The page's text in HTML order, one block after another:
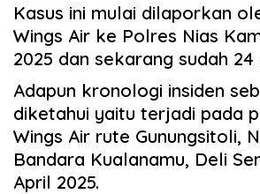
Kasus ini mulai dilaporkan
Wings Air ke Polres Nias
2025 dan sekarang sudah 24
Adapun kronologi insiden
diketahui yaitu terjadi pada
Wings Air rute Gunungsitoli,
Bandara Kualanamu, Deli
April 2025.